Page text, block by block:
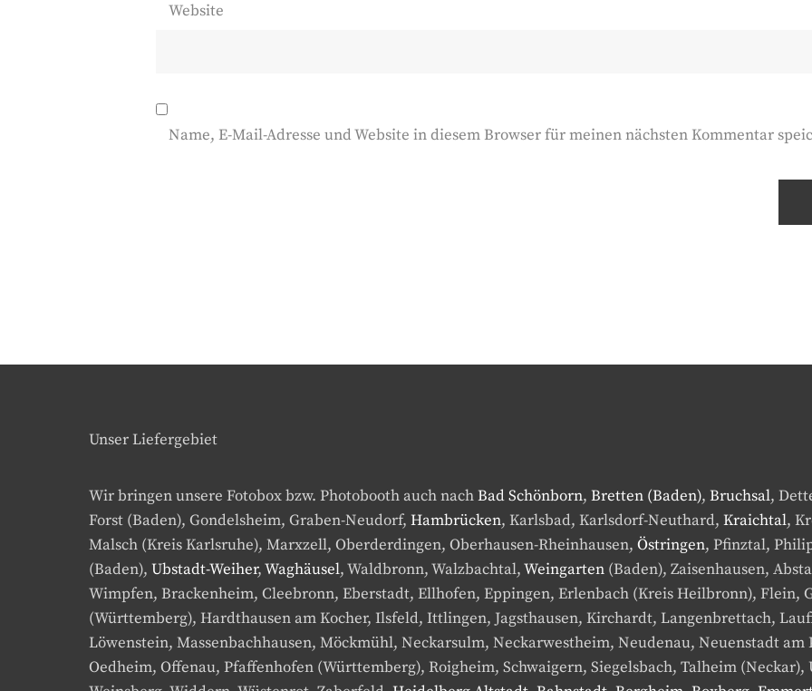
Website
Name, E-Mail-Adresse und Website in diesem Browser für meinen nächsten Kommentar
Unser Liefergebiet
Wir bringen unsere Fotobox bzw. Photobooth auch nachBad Schönborn, Bretten (Baden), Bruchsal,
Forst (Baden), Gondelsheim, Graben-Neudorf, Hambrücken, Karlsbad, Karlsdorf-Neuthard, Kraichtal,
Malsch (Kreis Karlsruhe), Marxzell, Oberderdingen, Oberhausen-Rheinhausen, Östringen, Pfinztal,
(Baden), Ubstadt-Weiher,Waghäusel, Waldbronn, Walzbachtal,Weingarten (Baden), Zaisenhausen,
Wimpfen, Brackenheim, Cleebronn, Eberstadt, Ellhofen, Eppingen, Erlenbach (Kreis Heilbronn), Flein,
(Württemberg), Hardthausen am Kocher, Ilsfeld, Ittlingen, Jagsthausen, Kirchardt, Langenbrettach,
Löwenstein, Massenbachhausen, Möckmühl, Neckarsulm, Neckarwestheim, Neudenau, Neuenstadt
Oedheim, Offenau, Pfaffenhofen (Württemberg), Roigheim, Schwaigern, Siegelsbach, Talheim